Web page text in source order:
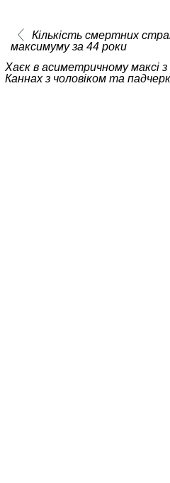
Кількість смертних
максимуму за 44 роки
Хаєк в асиметричному максі з
Каннах з чоловіком та